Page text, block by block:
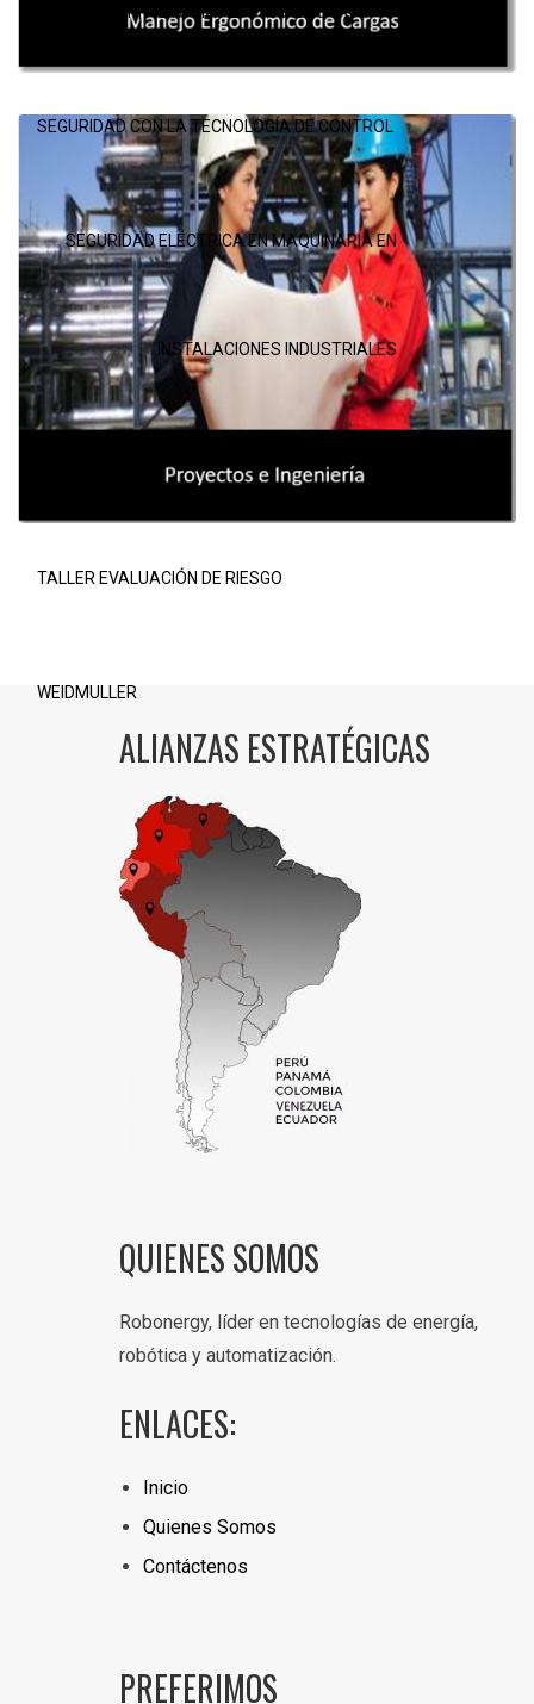
ROBONERGY | AUTOMATIZA TU INDUSTRIA.
SEGURIDAD CON LA TECNOLOGÍA DE CONTROL
SEGURIDAD ELÉCTRICA EN MAQUINARIA EN
INSTALACIONES INDUSTRIALES
TALLER EVALUACIÓN DE RIESGO
WEIDMULLER
ALIANZAS ESTRATÉGICAS
QUIENES SOMOS
Robonergy, líder en tecnologías de energía,
robótica y automatización.
ENLACES:
Inicio
Quienes Somos
Contáctenos
PREFERIMOS